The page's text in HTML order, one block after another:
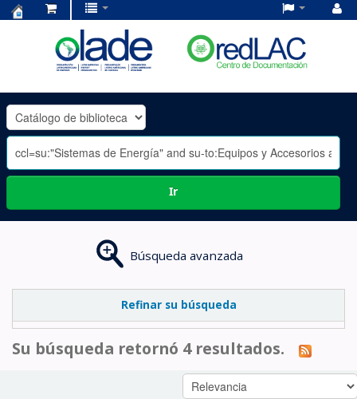
OLADE
-
Ir
Búsqueda avanzada
Refinar su búsqueda
Su búsqueda retornó 4 resultados.